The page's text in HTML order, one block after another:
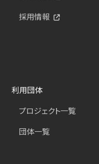
採用情報
利用団体
プロジェクト一覧
団体一覧